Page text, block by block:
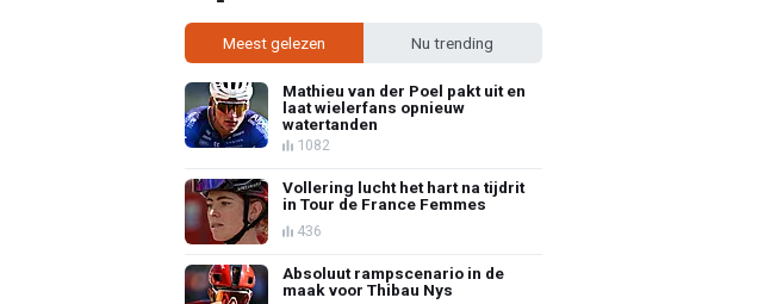
Meest gelezen Nu trending
Mathieu van der Poel pakt uit en
laat wielerfans opnieuw
watertanden
1082
Vollering lucht het hart na tijdrit
in Tour de France Femmes
436
Absoluut rampscenario in de
maak voor Thibau Nys